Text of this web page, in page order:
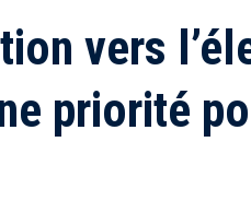
vers
priorité